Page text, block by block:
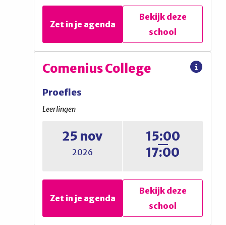
Zet in je agenda
Zet in je agenda
Bekijk deze
school
Goois Lyceum
Informatieavond voor
ouders/verzorgers (ll groep 7
Zet in je agenda
Bekijk deze
Comenius College
Proefles
Leerlingen
25 nov
2026
15:00
17:00
Zet in je agenda
Bekijk deze
school